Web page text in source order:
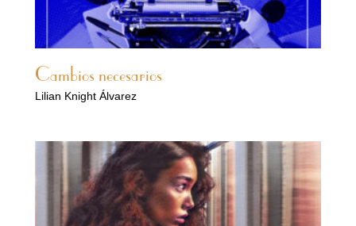
Cambios necesarios
Lilian Knight Álvarez